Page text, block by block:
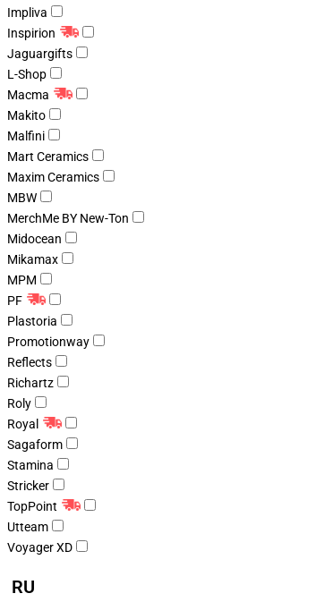
Impliva
Inspirion
Jaguargifts
L-Shop
Macma
Makito
Malfini
Mart Ceramics
Maxim Ceramics
MBW
MerchMe BY New-Ton
Midocean
Mikamax
MPM
PF
Plastoria
Promotionway
Reflects
Richartz
Roly
Royal
Sagaform
Stamina
Stricker
TopPoint
Utteam
Voyager XD
RU